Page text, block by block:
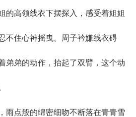
的高领线衣下摆探入，感受着姐姐
不住心神摇曳。周子衿嫌线衣碍
弟弟的动作，抬起了双臂，这个动
点般的绵密细吻不断落在青青雪